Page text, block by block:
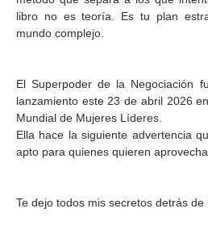
libro no es teoría. Es tu plan
mundo complejo.
El Superpoder de la Negociación
lanzamiento este 23 de abril 2026
Mundial de Mujeres Líderes.
Ella hace la siguiente advertencia
apto para quienes quieren
Te dejo todos mis secretos detrás de